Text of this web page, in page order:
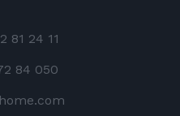
81 24 11
84 050